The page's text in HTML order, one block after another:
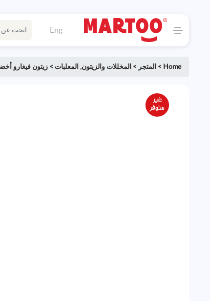
Eng
Home
> المتجر > المخللات والزيتون, المعلبات >زيتون فيغارو